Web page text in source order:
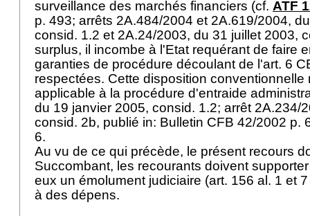
surveillance des marchés financiers (cf. ATF
p. 493; arrêts 2A.484/2004 et 2A.619/2004,
consid. 1.2 et 2A.24/2003, du 31 juillet 2003,
surplus, il incombe à l'Etat requérant de faire
garanties de procédure découlant de l'art. 6
respectées. Cette disposition conventionnelle
applicable à la procédure d'entraide
du 19 janvier 2005, consid. 1.2; arrêt 2A.234/
consid. 2b, publié in: Bulletin CFB 42/2002 p.
6.
Au vu de ce qui précède, le présent recours
Succombant, les recourants doivent
eux un émolument judiciaire (art. 156 al. 1 et
à des dépens.